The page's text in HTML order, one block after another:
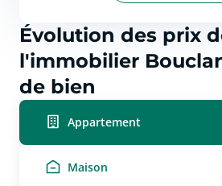
Évolution des prix
l'immobilier
de bien
Appartement
Maison